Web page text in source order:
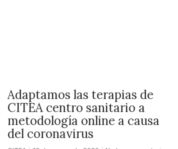
Adaptamos las terapias de
CITEA centro sanitario a
metodología online a causa
del coronavirus